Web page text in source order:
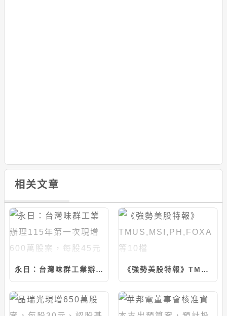
相关文章
永日：台灣味群工業辦理115年第一次現增600萬股案，每股45元 《強勢美股特報》TMUS,MSI,PH,FOXA等10檔